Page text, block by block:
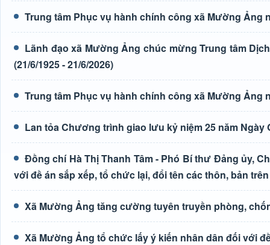
Trung tâm Phục vụ hành chính công xã Mường Ảng
Lãnh đạo xã Mường Ảng chúc mừng Trung tâm
(21/6/1925 - 21/6/2026)
Trung tâm Phục vụ hành chính công xã Mường Ảng
Lan tỏa Chương trình giao lưu kỷ niệm 25 năm Ngày
Đồng chí Hà Thị Thanh Tâm - Phó Bí thư Đảng ủy,
với đề án sắp xếp, tổ chức lại, đổi tên các thôn, bản
Xã Mường Ảng tăng cường tuyên truyền phòng,
Xã Mường Ảng tổ chức lấy ý kiến nhân dân đối với